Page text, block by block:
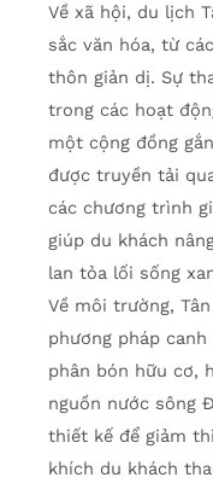
Về xã hội, du lịch
sắc văn hóa, từ
thôn giản dị. Sự
trong các hoạt
một cộng đồng
được truyền tải
các chương trình
giúp du khách
lan tỏa lối sống
Về môi trường,
phương pháp
phân bón hữu cơ,
nguồn nước sông
thiết kế để giảm
khích du khách